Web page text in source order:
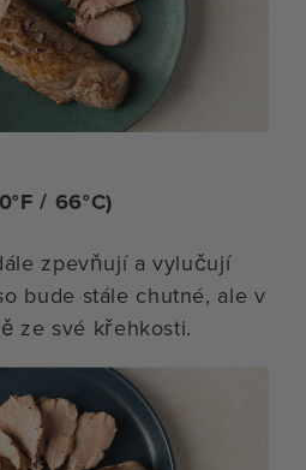
/ 66°C)
zpevňují a vylučují
bude stále chutné, ale v
ze své křehkosti.